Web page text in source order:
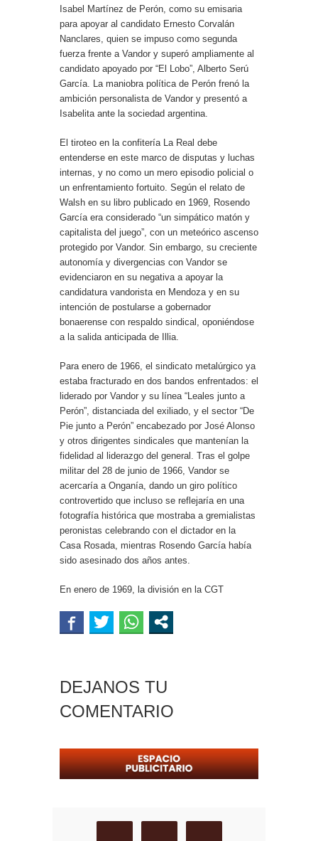
Isabel Martínez de Perón, como su emisaria
para apoyar al candidato Ernesto Corvalán
Nanclares, quien se impuso como segunda
fuerza frente a Vandor y superó ampliamente al
candidato apoyado por “El Lobo”, Alberto Serú
García. La maniobra política de Perón frenó la
ambición personalista de Vandor y presentó a
Isabelita ante la sociedad argentina.
El tiroteo en la confitería La Real debe
entenderse en este marco de disputas y luchas
internas, y no como un mero episodio policial o
un enfrentamiento fortuito. Según el relato de
Walsh en su libro publicado en 1969, Rosendo
García era considerado “un simpático matón y
capitalista del juego”, con un meteórico ascenso
protegido por Vandor. Sin embargo, su creciente
autonomía y divergencias con Vandor se
evidenciaron en su negativa a apoyar la
candidatura vandorista en Mendoza y en su
intención de postularse a gobernador
bonaerense con respaldo sindical, oponiéndose
a la salida anticipada de Illia.
Para enero de 1966, el sindicato metalúrgico ya
estaba fracturado en dos bandos enfrentados: el
liderado por Vandor y su línea “Leales junto a
Perón”, distanciada del exiliado, y el sector “De
Pie junto a Perón” encabezado por José Alonso
y otros dirigentes sindicales que mantenían la
fidelidad al liderazgo del general. Tras el golpe
militar del 28 de junio de 1966, Vandor se
acercaría a Onganía, dando un giro político
controvertido que incluso se reflejaría en una
fotografía histórica que mostraba a gremialistas
peronistas celebrando con el dictador en la
Casa Rosada, mientras Rosendo García había
sido asesinado dos años antes.
En enero de 1969, la división en la CGT
DEJANOS TU
COMENTARIO